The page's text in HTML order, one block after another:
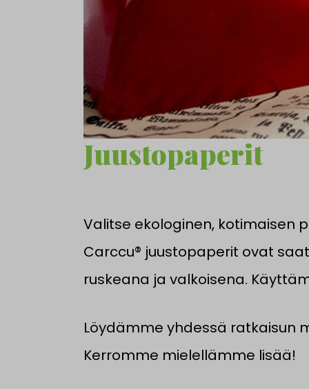
Juustopaperit
Valitse ekologinen, kotimaisen
Carccu® juustopaperit ovat
ruskeana ja valkoisena.
Löydämme yhdessä ratkaisun
Kerromme mielellämme lisää!